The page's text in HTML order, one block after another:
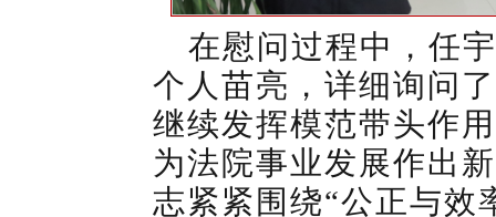
在慰问过程中，任
个人苗亮，详细询问了
继续发挥模范带头作
为法院事业发展作出
志紧紧围绕“公正与效